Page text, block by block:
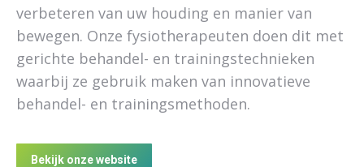
verbeteren van uw houding en manier van
bewegen. Onze fysiotherapeuten doen dit met
gerichte behandel- en trainingstechnieken
waarbij ze gebruik maken van innovatieve
behandel- en trainingsmethoden.
Bekijk onze website